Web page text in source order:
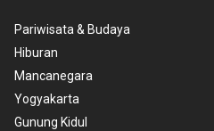
Pariwisata & Budaya
Hiburan
Mancanegara
Yogyakarta
Gunung Kidul